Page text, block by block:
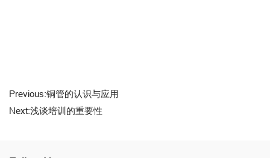
Previous:铜管的认识与应用
Next:浅谈培训的重要性